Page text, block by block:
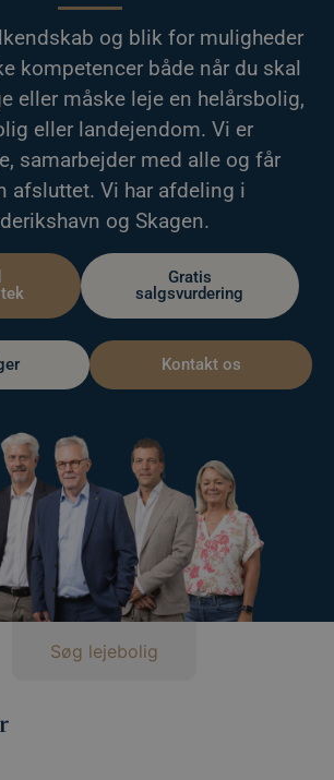
og blik for muligheder
kompetencer både når du skal
eller måske leje en helårsbolig,
eller landejendom. Vi er
samarbejder med alle og får
afsluttet. Vi har afdeling i
og Skagen.
Gratis
salgsvurdering
Kontakt os
Søg lejebolig